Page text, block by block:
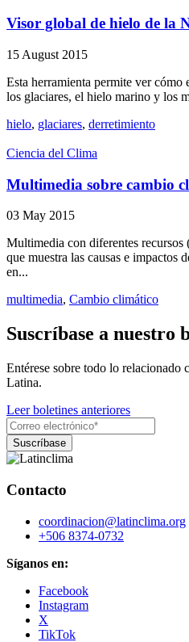
Visor global de hielo de la
15 August 2015
Esta herramienta permite ver
los glaciares, el hielo marino y los
hielo, glaciares, derretimiento
Ciencia del Clima
Multimedia sobre cambio
03 May 2015
Multimedia con diferentes
que muestra las causas e impactos
en...
multimedia, Cambio climático
Suscríbase a nuestro
Entérese sobre todo lo
Latina.
Leer boletines anteriores
Contacto
coordinacion@latinclima.org
+506 8374-0732
Síganos en:
Facebook
Instagram
X
TikTok